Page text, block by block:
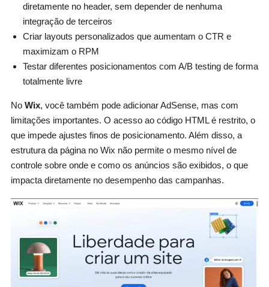
diretamente no header, sem depender de nenhuma
integração de terceiros
Criar layouts personalizados que aumentam o CTR e
maximizam o RPM
Testar diferentes posicionamentos com A/B testing de forma
totalmente livre
No Wix, você também pode adicionar AdSense, mas com
limitações importantes. O acesso ao código HTML é restrito, o
que impede ajustes finos de posicionamento. Além disso, a
estrutura da página no Wix não permite o mesmo nível de
controle sobre onde e como os anúncios são exibidos, o que
impacta diretamente no desempenho das campanhas.